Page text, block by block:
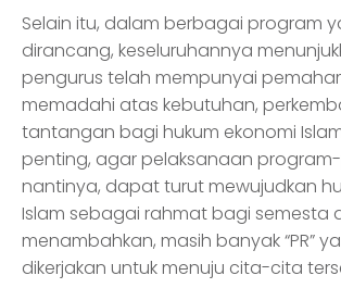
Selain itu, dalam berbagai program
dirancang, keseluruhannya
pengurus telah mempunyai
memadahi atas kebutuhan,
tantangan bagi hukum ekonomi
penting, agar pelaksanaan
nantinya, dapat turut mewujudkan
Islam sebagai rahmat bagi semesta
menambahkan, masih banyak “PR”
dikerjakan untuk menuju cita-cita